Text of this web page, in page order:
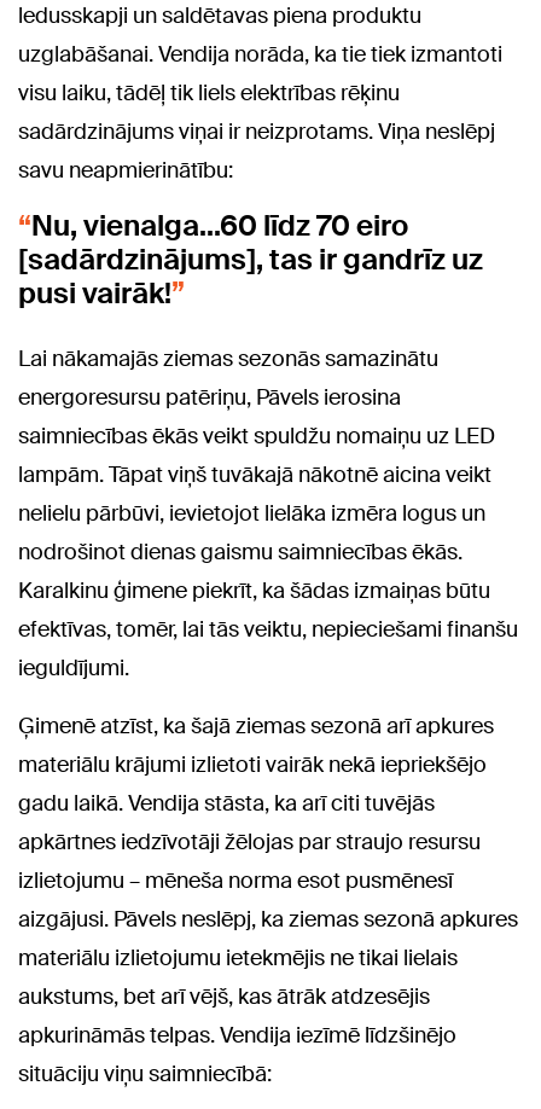
ledusskapji un saldētavas piena produktu
uzglabāšanai. Vendija norāda, ka tie tiek izmantoti
visu laiku, tādēļ tik liels elektrības rēķinu
sadārdzinājums viņai ir neizprotams. Viņa neslēpj
savu neapmierinātību:
Nu, vienalga...60 līdz 70 eiro
[sadārdzinājums], tas ir gandrīz uz
pusi vairāk!
Lai nākamajās ziemas sezonās samazinātu
energoresursu patēriņu, Pāvels ierosina
saimniecības ēkās veikt spuldžu nomaiņu uz LED
lampām. Tāpat viņš tuvākajā nākotnē aicina veikt
nelielu pārbūvi, ievietojot lielāka izmēra logus un
nodrošinot dienas gaismu saimniecības ēkās.
Karalkinu ģimene piekrīt, ka šādas izmaiņas būtu
efektīvas, tomēr, lai tās veiktu, nepieciešami finanšu
ieguldījumi.
Ģimenē atzīst, ka šajā ziemas sezonā arī apkures
materiālu krājumi izlietoti vairāk nekā iepriekšējo
gadu laikā. Vendija stāsta, ka arī citi tuvējās
apkārtnes iedzīvotāji žēlojas par straujo resursu
izlietojumu – mēneša norma esot pusmēnesī
aizgājusi. Pāvels neslēpj, ka ziemas sezonā apkures
materiālu izlietojumu ietekmējis ne tikai lielais
aukstums, bet arī vējš, kas ātrāk atdzesējis
apkurināmās telpas. Vendija iezīmē līdzšinējo
situāciju viņu saimniecībā: